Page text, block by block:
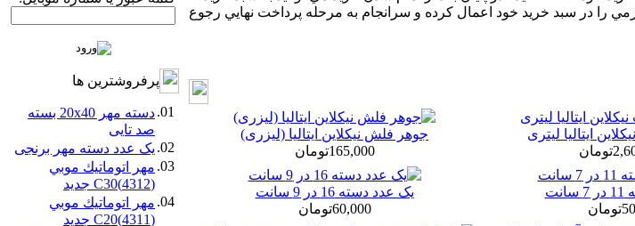
را در سبد خريد خود اعمال كرده و سرانجام به مرحله پرداخت نهايي رجوع
ایتالیا لیتری
جوهر فلش نیکلاین ایتالیا (لیزری)
165,000تومان
یک عدد دسته 16 در 9 سانت
60,000تومان
پرفروشترين ها
01.
دسته مهر 20x40 بسته
صد تایی
02. یک عدد دسته مهر برنجی
03. مهر اتوماتيك موبي
(4312)C30 جدید
04. مهر اتوماتيك موبي
(4311)C20 جدید